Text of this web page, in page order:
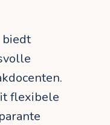
biedt
flexibele